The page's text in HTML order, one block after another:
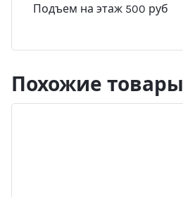
Подъем на этаж 500 руб
Похожие товары